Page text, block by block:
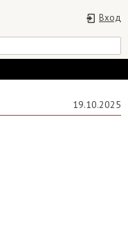
Вход
19.10.2025